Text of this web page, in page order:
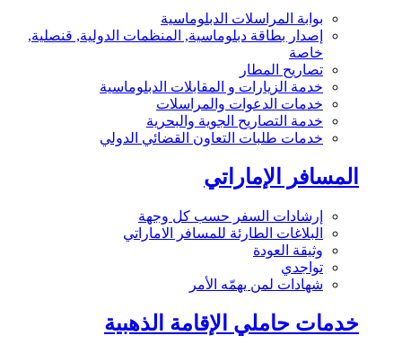
بوابة المراسلات الدبلوماسية
إصدار بطاقة دبلوماسية, المنظمات الدولية, قنصلية,
خاصة
تصاريح المطار
خدمة الزيارات و المقابلات الدبلوماسية
خدمات الدعوات والمراسلات
خدمة التصاريح الجوية والبحرية
خدمات طلبات التعاون القضائي الدولي
المسافر الإماراتي
إرشادات السفر حسب كل وجهة
البلاغات الطارئة للمسافر الاماراتي
وثيقة العودة
تواجدي
شهادات لمن يهمّه الأمر
خدمات حاملي الإقامة الذهبية